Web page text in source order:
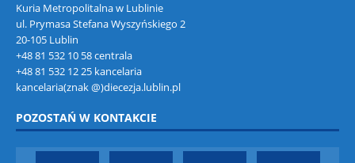
Kuria Metropolitalna w Lublinie
ul. Prymasa Stefana Wyszyńskiego 2
20-105 Lublin
+48 81 532 10 58 centrala
+48 81 532 12 25 kancelaria
kancelaria(znak @)diecezja.lublin.pl
POZOSTAŃ W KONTAKCIE